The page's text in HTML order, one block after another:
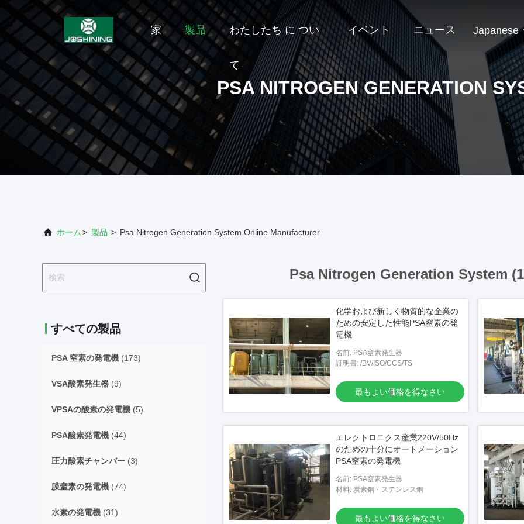
家 製品 わたしたち に つい
て
イベント ニュース Japanese
PSA NITROGEN GENERATION
ホーム > 製品 > Psa Nitrogen Generation System Online Manufacturer
すべての製品
PSA 窒素の発電機 (173)
VSA酸素発生器 (9)
VPSAの酸素の発電機 (5)
PSA酸素発電機 (44)
圧力酸素チャンバー (3)
膜窒素の発電機 (74)
水素の発電機 (31)
Psa Nitrogen Generation System
化学および新しく物質的な企業の
ための安定した性能PSA窒素の発
電機
名前: PSA窒素発生器
証明書: /BV/ISO/CCS/TS
最もよい価格を得なさい
エレクトロニクス産業220V/50Hz
のための十分にオートメーション
PSA窒素の発電機
名前: PSA窒素発生器
材料: 炭素鋼・ステンレス鋼
最もよい価格を得なさい